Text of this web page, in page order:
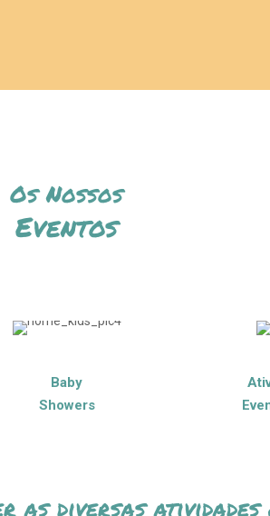
Os Nossos
Eventos
Baby
Showers
as diversas atividades